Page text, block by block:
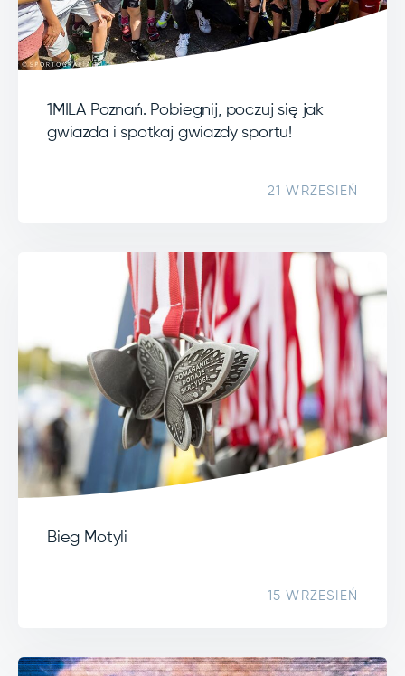
1MILA Poznań. Pobiegnij, poczuj się jak
gwiazda i spotkaj gwiazdy sportu!
21 WRZESIEŃ
Bieg Motyli
15 WRZESIEŃ